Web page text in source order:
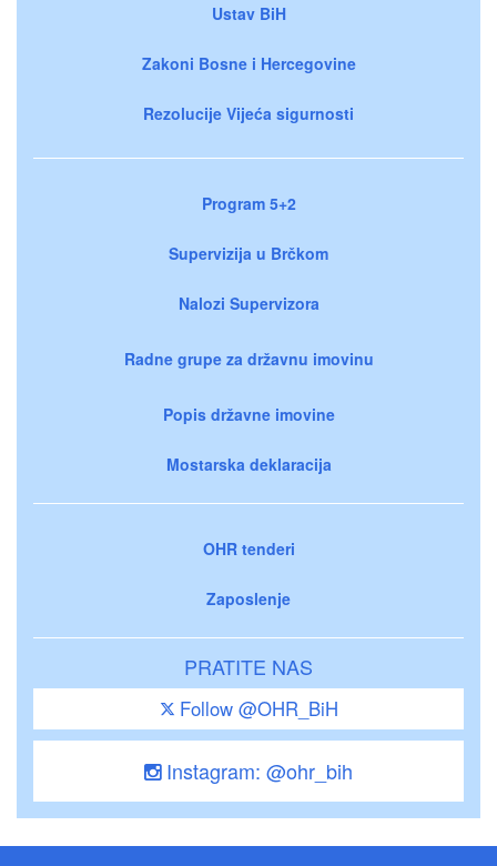
Ustav BiH
Zakoni Bosne i Hercegovine
Rezolucije Vijeća sigurnosti
Program 5+2
Supervizija u Brčkom
Nalozi Supervizora
Radne grupe za državnu imovinu
Popis državne imovine
Mostarska deklaracija
OHR tenderi
Zaposlenje
PRATITE NAS
Follow @OHR_BiH
Instagram: @ohr_bih